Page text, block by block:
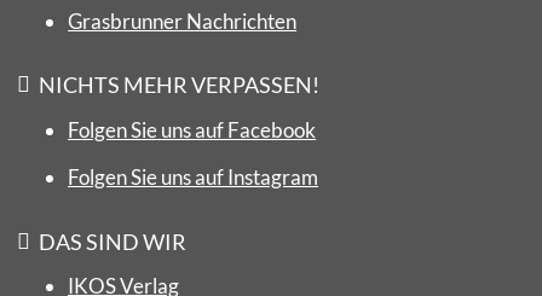
Grasbrunner Nachrichten
NICHTS MEHR VERPASSEN!
Folgen Sie uns auf Facebook
Folgen Sie uns auf Instagram
DAS SIND WIR
IKOS Verlag